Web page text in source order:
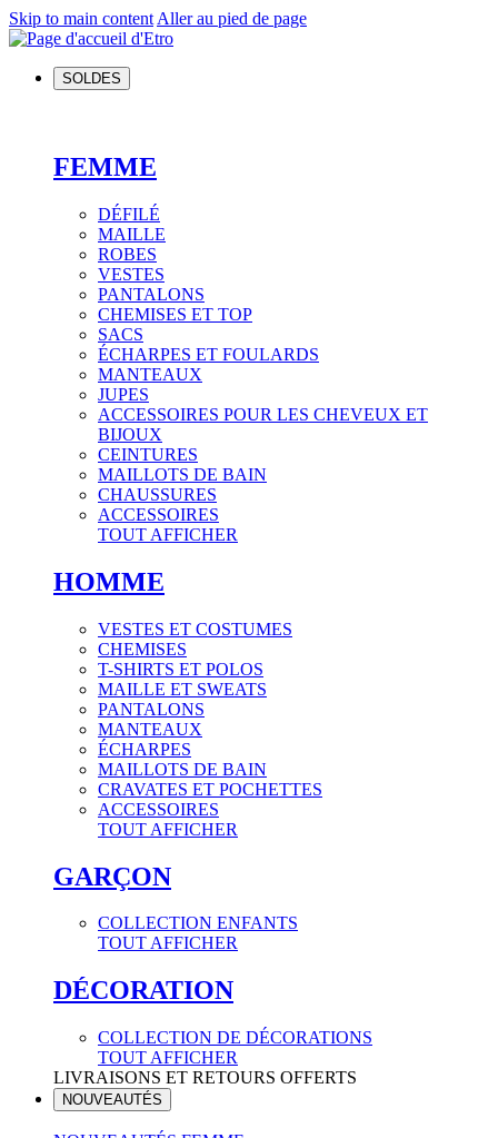
Skip to main content Aller au pied de page
SOLDES
FEMME
DÉFILÉ
MAILLE
ROBES
VESTES
PANTALONS
CHEMISES ET TOP
SACS
ÉCHARPES ET FOULARDS
MANTEAUX
JUPES
ACCESSOIRES POUR LES CHEVEUX ET
BIJOUX
CEINTURES
MAILLOTS DE BAIN
CHAUSSURES
ACCESSOIRES
TOUT AFFICHER
HOMME
VESTES ET COSTUMES
CHEMISES
T-SHIRTS ET POLOS
MAILLE ET SWEATS
PANTALONS
MANTEAUX
ÉCHARPES
MAILLOTS DE BAIN
CRAVATES ET POCHETTES
ACCESSOIRES
TOUT AFFICHER
GARÇON
COLLECTION ENFANTS
TOUT AFFICHER
DÉCORATION
COLLECTION DE DÉCORATIONS
TOUT AFFICHER
LIVRAISONS ET RETOURS OFFERTS
NOUVEAUTÉS